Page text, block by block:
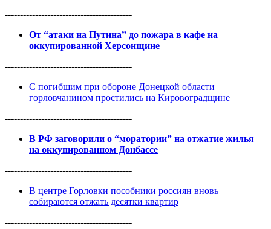
------------------------------------------
От “атаки на Путина” до пожара в кафе на
оккупированной Херсонщине
------------------------------------------
С погибшим при обороне Донецкой области
горловчанином простились на Кировоградщине
------------------------------------------
В РФ заговорили о “моратории” на отжатие жилья
на оккупированном Донбассе
------------------------------------------
В центре Горловки пособники россиян вновь
собираются отжать десятки квартир
------------------------------------------